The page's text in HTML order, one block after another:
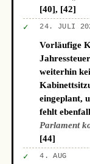
[40], [42]
✓ 24. JULI
Vorläufige
weiterhin
eingeplant,
fehlt
Parlament
[44]
✓ 4. AUG